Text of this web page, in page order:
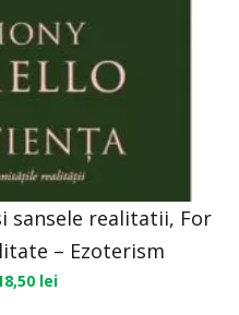
sansele realitatii, For
– Ezoterism
lei